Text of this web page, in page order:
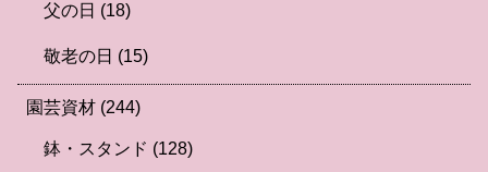
父の日 (18)
敬老の日 (15)
園芸資材 (244)
鉢・スタンド (128)